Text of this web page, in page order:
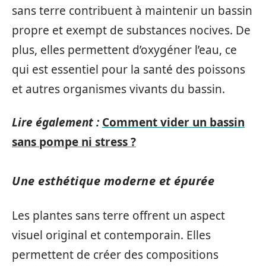
sans terre contribuent à maintenir un bassin
propre et exempt de substances nocives. De
plus, elles permettent d’oxygéner l’eau, ce
qui est essentiel pour la santé des poissons
et autres organismes vivants du bassin.
Lire également : Comment vider un bassin
sans pompe ni stress ?
Une esthétique moderne et épurée
Les plantes sans terre offrent un aspect
visuel original et contemporain. Elles
permettent de créer des compositions